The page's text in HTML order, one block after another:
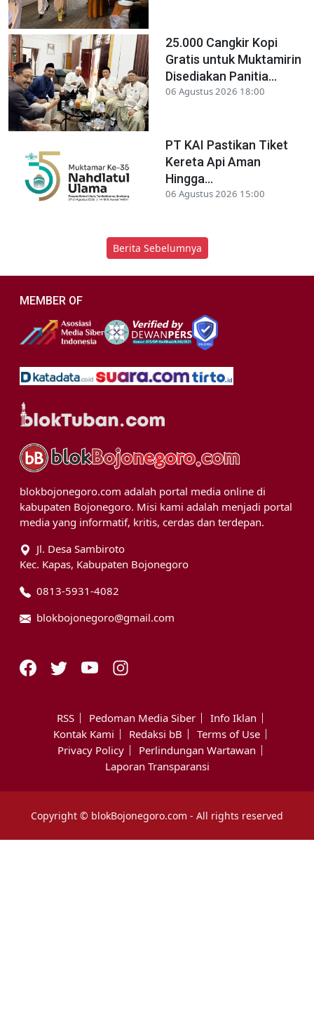
25.000 Cangkir Kopi
Gratis untuk Muktamirin
Disediakan Panitia...
06 Agustus 2026 18:00
PT KAI Pastikan Tiket
Kereta Api Aman
Hingga...
06 Agustus 2026 15:00
Berita Sebelumnya
MEMBER OF
blokbojonegoro.com adalah portal media online di
kabupaten Bojonegoro. Misi kami adalah menjadi portal
media yang informatif, kritis, cerdas dan terdepan.
Jl. Desa Sambiroto
Kec. Kapas, Kabupaten Bojonegoro
0813-5931-4082
blokbojonegoro@gmail.com
RSS Pedoman Media Siber
Info Iklan
Kontak Kami
Redaksi bB
Terms of Use
Privacy Policy
Perlindungan Wartawan
Laporan Transparansi
Copyright © blokBojonegoro.com - All rights reserved